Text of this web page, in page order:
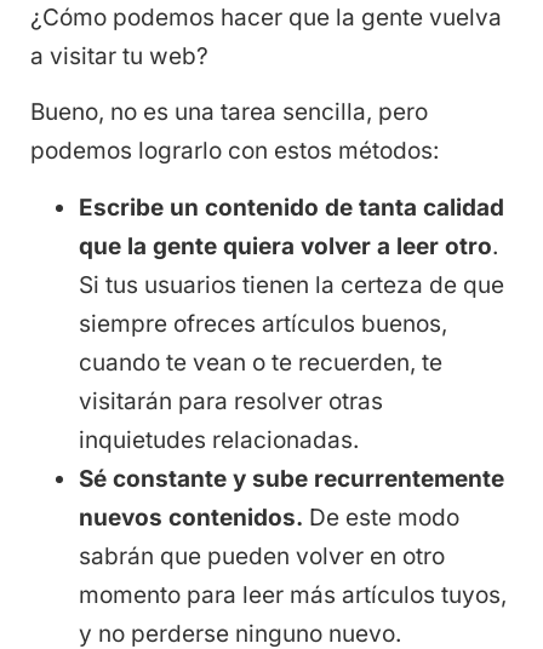
¿Cómo podemos hacer que la gente vuelva
a visitar tu web?
Bueno, no es una tarea sencilla, pero
podemos lograrlo con estos métodos:
Escribe un contenido de tanta calidad
que la gente quiera volver a leer otro.
Si tus usuarios tienen la certeza de que
siempre ofreces artículos buenos,
cuando te vean o te recuerden, te
visitarán para resolver otras
inquietudes relacionadas.
Sé constante y sube recurrentemente
nuevos contenidos. De este modo
sabrán que pueden volver en otro
momento para leer más artículos tuyos,
y no perderse ninguno nuevo.